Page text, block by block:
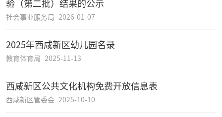
验（第二批）结果的公示
社会事业服务局 2026-01-07
2025年西咸新区幼儿园名录
教育体育局 2025-11-13
西咸新区公共文化机构免费开放信息表
西咸新区管委会 2025-10-10